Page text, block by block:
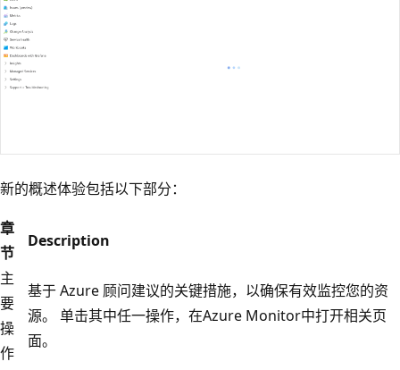
新的概述体验包括以下部分：
章
节
Description
主
要
操
作
基于 Azure 顾问建议的关键措施，以确保有效监控您的资
源。 单击其中任一操作，在Azure Monitor中打开相关页
面。